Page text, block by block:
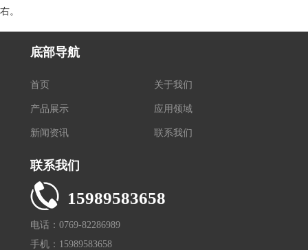
右。
底部导航
首页 关于我们
产品展示 应用领域
新闻资讯 联系我们
联系我们
15989583658
电话：0769-82286989
手机：15989583658